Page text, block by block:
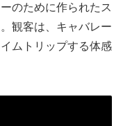
のために作られたス
観客は、キャバレー
ムトリップする体感